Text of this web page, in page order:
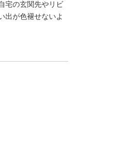
宅の玄関先やリビ
出が色褪せないよ